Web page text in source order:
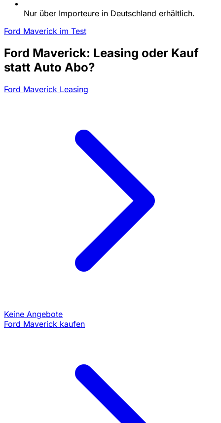
Nur über Importeure in Deutschland erhältlich.
Ford Maverick im Test
Ford Maverick: Leasing oder Kauf
statt Auto Abo?
Ford Maverick Leasing
Keine Angebote
Ford Maverick kaufen